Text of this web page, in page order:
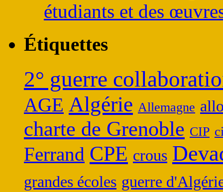
étudiants et des
Étiquettes
2° guerre
AGE Algérie Allemagne
charte de Grenoble CIP
Ferrand CPE crous
grandes écoles guerre